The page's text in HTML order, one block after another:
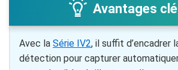
Avantages
Avec la Série IV2, il suffit d’encadrer
détection pour capturer